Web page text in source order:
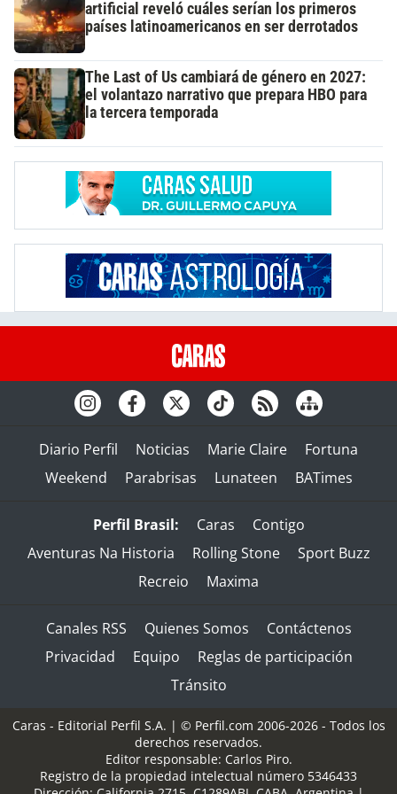
artificial reveló cuáles serían los primeros
países latinoamericanos en ser derrotados
The Last of Us cambiará de género en 2027:
el volantazo narrativo que prepara HBO para
la tercera temporada
Diario Perfil Noticias Marie Claire
Fortuna
Weekend
Parabrisas Lunateen BATimes
Perfil Brasil: Caras
Contigo
Aventuras Na Historia
Rolling Stone
Sport Buzz
Recreio
Maxima
Canales RSS Quienes Somos
Contáctenos
Privacidad
Equipo
Reglas de participación
Tránsito
Caras - Editorial Perfil S.A. | © Perfil.com 2006-2026 - Todos los
derechos reservados.
Editor responsable: Carlos Piro.
Registro de la propiedad intelectual número 5346433